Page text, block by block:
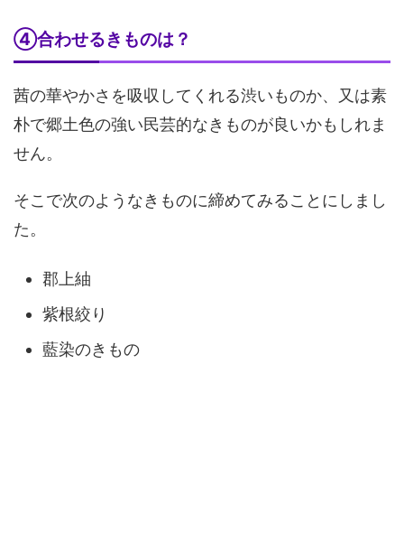
④合わせるきものは？
茜の華やかさを吸収してくれる渋いものか、又は素
朴で郷土色の強い民芸的なきものが良いかもしれま
せん。
そこで次のようなきものに締めてみることにしまし
た。
郡上紬
紫根絞り
藍染のきもの